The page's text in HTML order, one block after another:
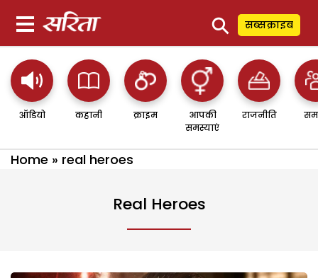
⚲ सब्सक्राइब
ऑडियो कहानी क्राइम
आपकी
समस्याएं
राजनीति
Home » real heroes
Real Heroes